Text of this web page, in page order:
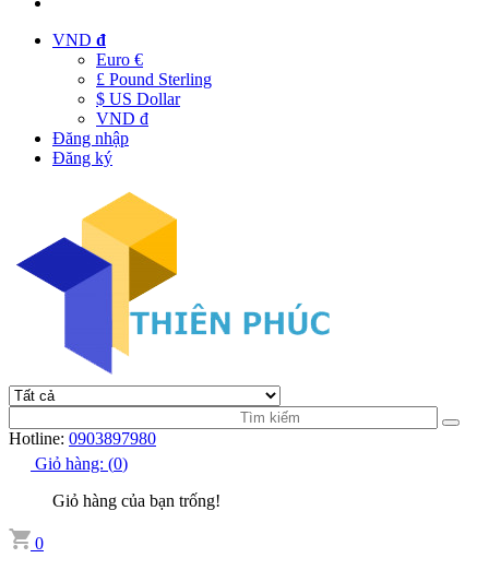
VND đ
Euro €
£ Pound Sterling
$ US Dollar
VND đ
Đăng nhập
Đăng ký
Hotline: 0903897980
Giỏ hàng: (0)
Giỏ hàng của bạn trống!
0